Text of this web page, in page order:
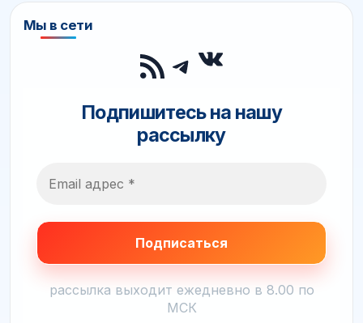
Мы в сети
RSS-лента
Telegram
ВКонтакте
Подпишитесь на нашу
рассылку
рассылка выходит ежедневно в 8.00 по
МСК